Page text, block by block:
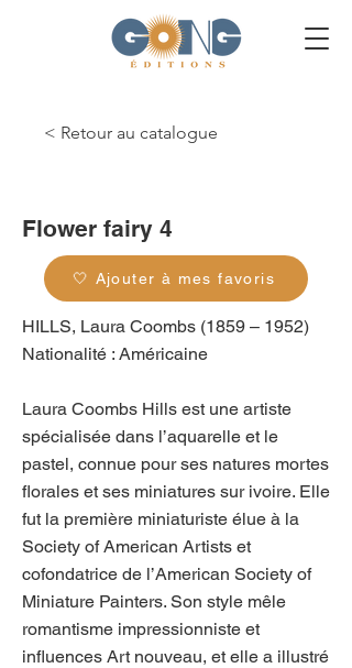
< Retour au catalogue
Flower fairy 4
🤍 Ajouter à mes favoris
HILLS, Laura Coombs (1859 – 1952)
Nationalité : Américaine
Laura Coombs Hills est une artiste
spécialisée dans l’aquarelle et le
pastel, connue pour ses natures mortes
florales et ses miniatures sur ivoire. Elle
fut la première miniaturiste élue à la
Society of American Artists et
cofondatrice de l’American Society of
Miniature Painters. Son style mêle
romantisme impressionniste et
influences Art nouveau, et elle a illustré